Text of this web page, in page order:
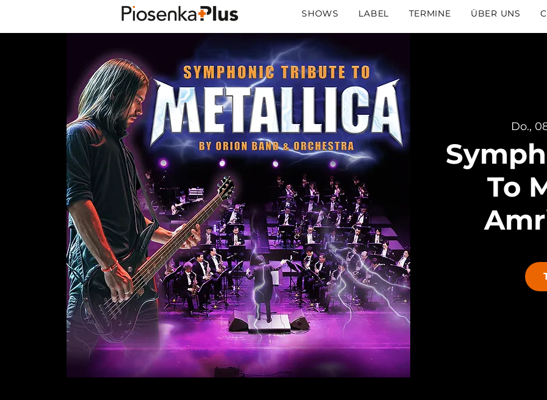
SHOWS LABEL TERMINE ÜBER UNS
Do.,
To